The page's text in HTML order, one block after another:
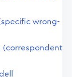
wrong-
(correspondent